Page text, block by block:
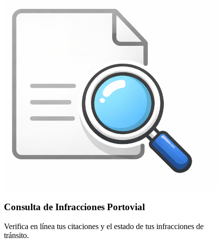
Consulta de Infracciones Portovial
Verifica en línea tus citaciones y el estado de tus infracciones de
tránsito.